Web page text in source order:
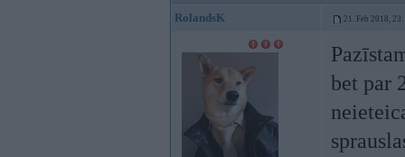
RolandsK 21. Feb 2018,
bet par